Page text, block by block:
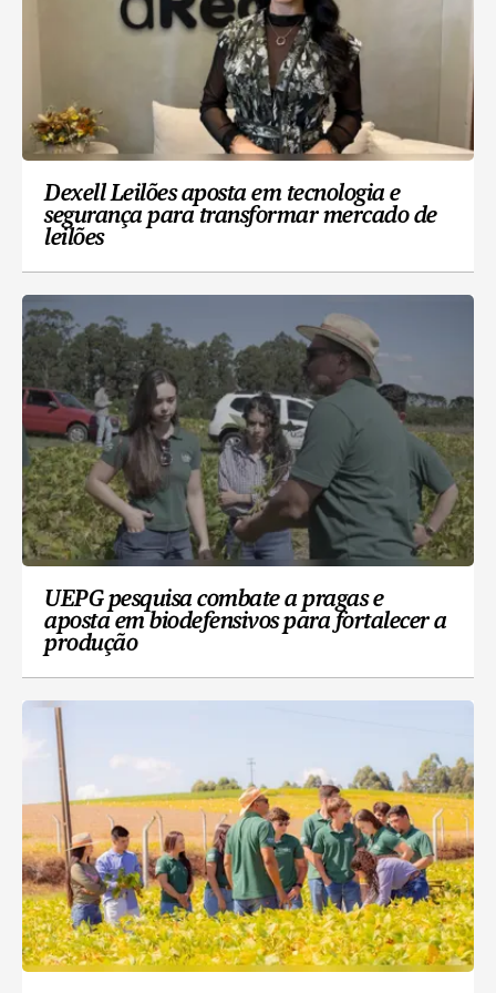
Dexell Leilões aposta em tecnologia e
segurança para transformar mercado de
leilões
UEPG pesquisa combate a pragas e
aposta em biodefensivos para fortalecer a
produção